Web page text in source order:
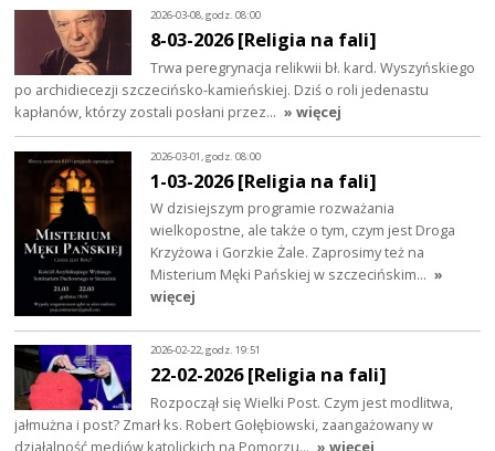
2026-03-08, godz. 08:00
8-03-2026 [Religia na fali]
Trwa peregrynacja relikwii bł. kard. Wyszyńskiego
po archidiecezji szczecińsko-kamieńskiej. Dziś o roli jedenastu
kapłanów, którzy zostali posłani przez… » więcej
2026-03-01, godz. 08:00
1-03-2026 [Religia na fali]
W dzisiejszym programie rozważania
wielkopostne, ale także o tym, czym jest Droga
Krzyżowa i Gorzkie Żale. Zaprosimy też na
Misterium Męki Pańskiej w szczecińskim… »
więcej
2026-02-22, godz. 19:51
22-02-2026 [Religia na fali]
Rozpoczął się Wielki Post. Czym jest modlitwa,
jałmużna i post? Zmarł ks. Robert Gołębiowski, zaangażowany w
działalność mediów katolickich na Pomorzu… » więcej